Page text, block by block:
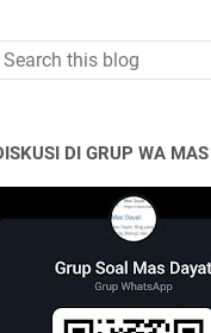
DI GRUP WA